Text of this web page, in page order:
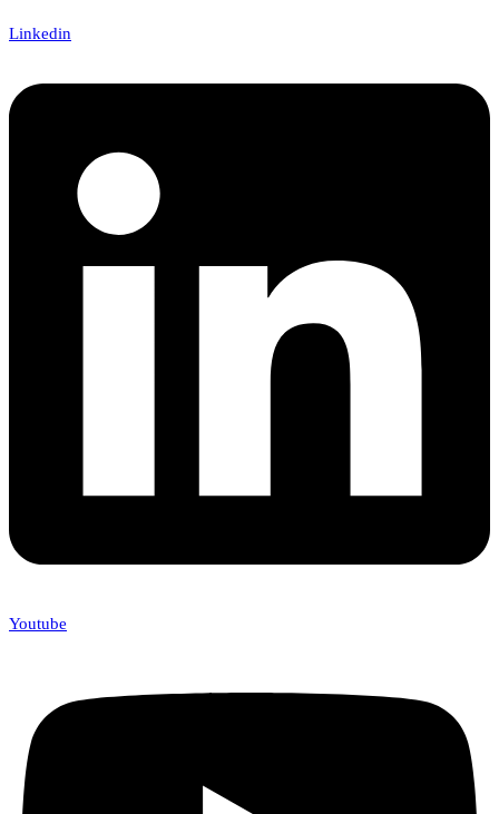
Linkedin
Youtube